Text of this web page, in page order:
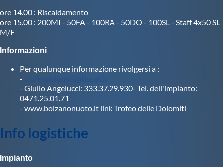
Centri Federali
Area Legislativa
Protezione Civile
Qualità
Sostenibilità
ore 14.00 : Riscaldamento
ore 15.00 : 200MI - 50FA - 100RA - 50DO - 100SL - Staff 4x50 SL
M/F
Informazioni
Per qualunque informazione rivolgersi a :
- trofeodolomiti@tiscali.it
- Giulio Angelucci: 333.37.29.930- Tel. dell'impianto:
0471.25.01.71
- www.bolzanonuoto.it link Trofeo delle Dolomiti
Info logistiche
Impianto